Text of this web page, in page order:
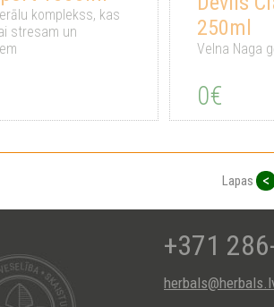
komplekss, kas
stresam un
250ml
Velna Naga
0€
Lapas <
+371